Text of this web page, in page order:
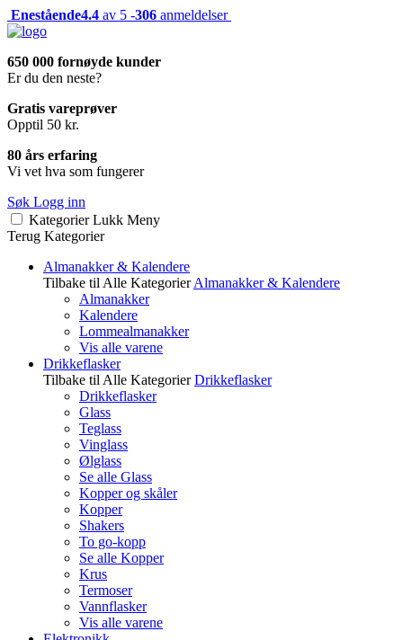
Enestående4.4 av 5 -306 anmeldelser
650 000 fornøyde kunder
Er du den neste?
Gratis vareprøver
Opptil 50 kr.
80 års erfaring
Vi vet hva som fungerer
Søk Logg inn
Kategorier Lukk Meny
Terug Kategorier
Almanakker & Kalendere
Tilbake til Alle Kategorier Almanakker & Kalendere
Almanakker
Kalendere
Lommealmanakker
Vis alle varene
Drikkeflasker
Tilbake til Alle Kategorier Drikkeflasker
Drikkeflasker
Glass
Teglass
Vinglass
Ølglass
Se alle Glass
Kopper og skåler
Kopper
Shakers
To go-kopp
Se alle Kopper
Krus
Termoser
Vannflasker
Vis alle varene